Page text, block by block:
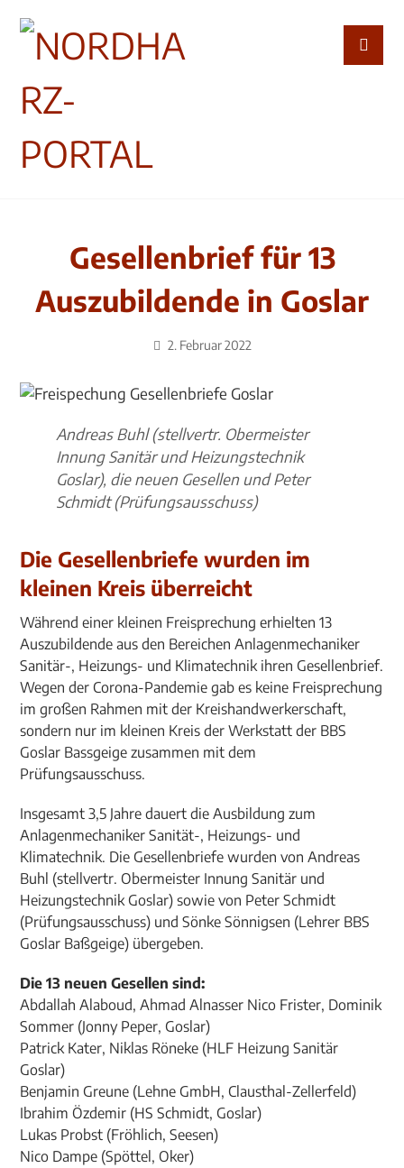
Gesellenbrief für 13
Auszubildende in Goslar
2. Februar 2022
Andreas Buhl (stellvertr. Obermeister
Innung Sanitär und Heizungstechnik
Goslar), die neuen Gesellen und Peter
Schmidt (Prüfungsausschuss)
Die Gesellenbriefe wurden im
kleinen Kreis überreicht
Während einer kleinen Freisprechung erhielten 13
Auszubildende aus den Bereichen Anlagenmechaniker
Sanitär-, Heizungs- und Klimatechnik ihren Gesellenbrief.
Wegen der Corona-Pandemie gab es keine Freisprechung
im großen Rahmen mit der Kreishandwerkerschaft,
sondern nur im kleinen Kreis der Werkstatt der BBS
Goslar Bassgeige zusammen mit dem
Prüfungsausschuss.
Insgesamt 3,5 Jahre dauert die Ausbildung zum
Anlagenmechaniker Sanität-, Heizungs- und
Klimatechnik. Die Gesellenbriefe wurden von Andreas
Buhl (stellvertr. Obermeister Innung Sanitär und
Heizungstechnik Goslar) sowie von Peter Schmidt
(Prüfungsausschuss) und Sönke Sönnigsen (Lehrer BBS
Goslar Baßgeige) übergeben.
Die 13 neuen Gesellen sind:
Abdallah Alaboud, Ahmad Alnasser Nico Frister, Dominik
Sommer (Jonny Peper, Goslar)
Patrick Kater, Niklas Röneke (HLF Heizung Sanitär
Goslar)
Benjamin Greune (Lehne GmbH, Clausthal-Zellerfeld)
Ibrahim Özdemir (HS Schmidt, Goslar)
Lukas Probst (Fröhlich, Seesen)
Nico Dampe (Spöttel, Oker)